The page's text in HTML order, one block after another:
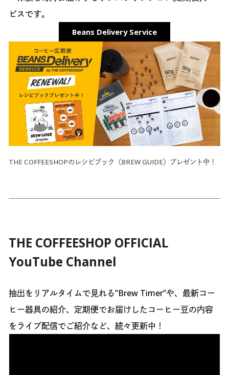
ビスです。
Beans Delivery Service
THE COFFEESHOPのレシピブック〈BREW GUIDE〉プレゼント中！
THE COFFEESHOP OFFICIAL
YouTube Channel
抽出をリアルタイムで見れる”Brew Timer”や、最新コー
ヒー器具の紹介、定期便でお届けしたコーヒー豆の内容
をライブ配信でご紹介など、続々更新中！